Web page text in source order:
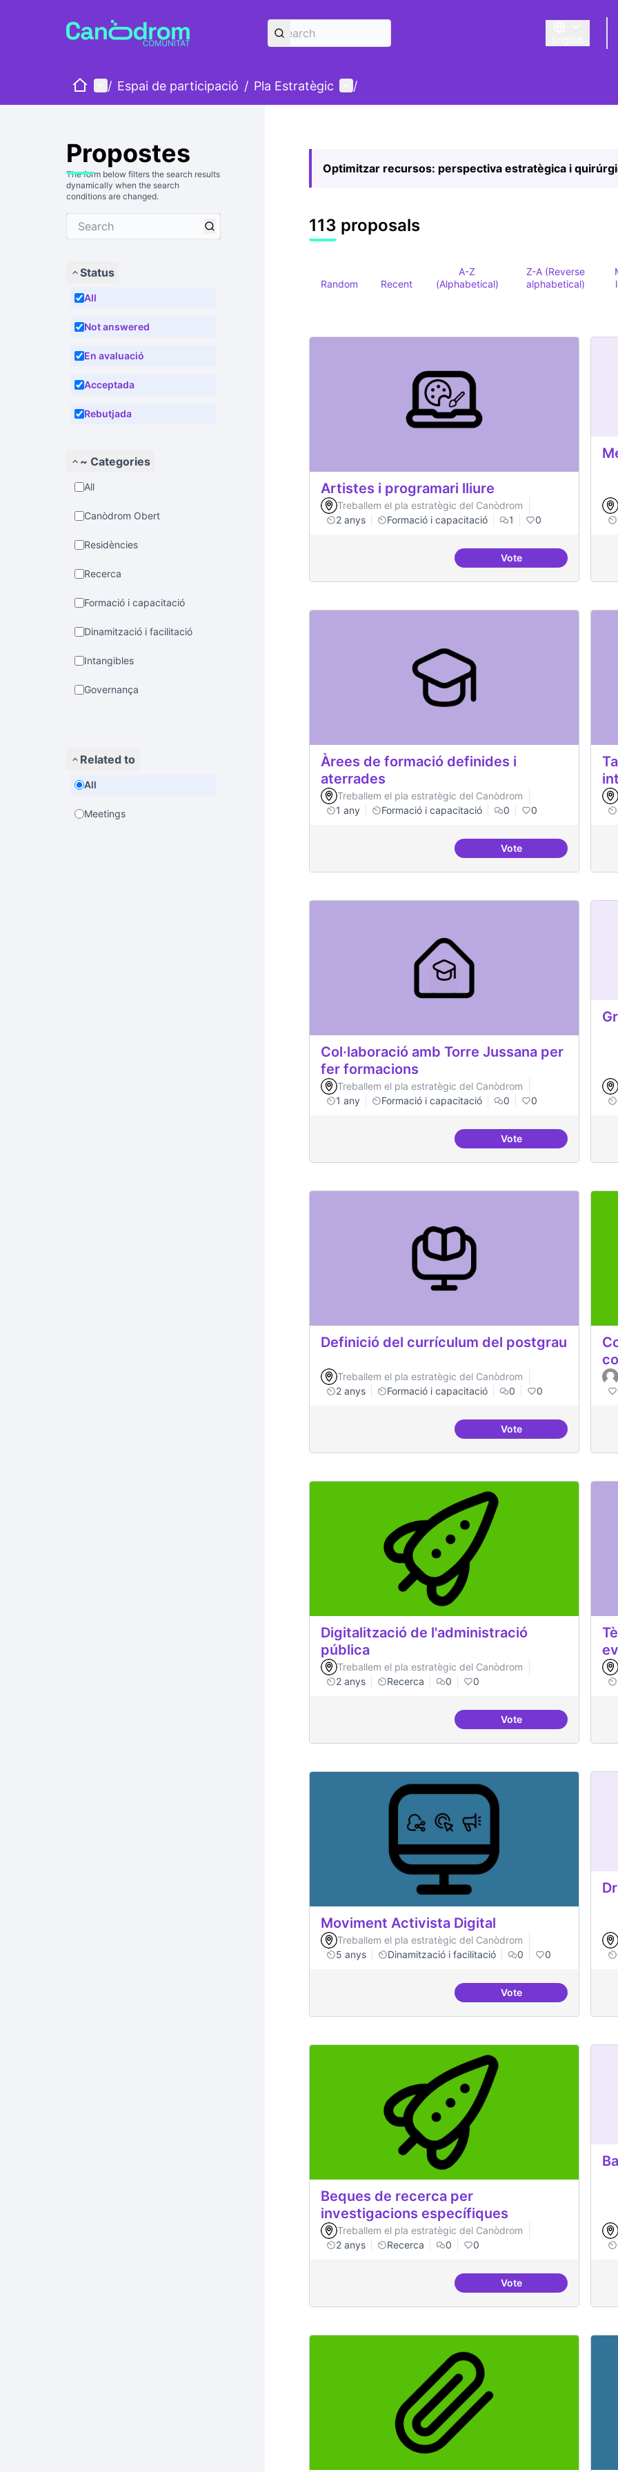
Triar la llengua
HomeMain menu
/ Espai de participació / Pla Estratègic User menu
/
Propostes
The form below filters the search results
dynamically when the search
conditions are changed.
Status
All
Not answered
En avaluació
Acceptada
Rebutjada
~ Categories
All
Canòdrom Obert
Residències
Recerca
Formació i capacitació
Dinamització i facilitació
Intangibles
Governança
Related to
All
Meetings
Optimitzar recursos: perspectiva estratègica i
113 proposals
Random Recent
A-Z
(Alphabetical)
Z-A (Reverse
alphabetical)
Artistes i programari lliure
Treballem el pla estratègic del Canòdrom
2 anys
Formació i capacitació 1 0
VoteArtistes i programari
Àrees de formació definides i
aterrades
Treballem el pla estratègic del Canòdrom
1 any
Formació i capacitació 0 0
VoteÀrees de formació
Col·laboració amb Torre Jussana per
fer formacions
Treballem el pla estratègic del Canòdrom
1 any
Formació i capacitació 0 0
VoteCol·laboració amb
Definició del currículum del postgrau
Treballem el pla estratègic del Canòdrom
2 anys
Formació i capacitació 0 0
VoteDefinició del
Digitalització de l'administració
pública
Treballem el pla estratègic del Canòdrom
2 anys
Recerca 0 0
VoteDigitalització de
Moviment Activista Digital
Treballem el pla estratègic del Canòdrom
5 anys
Dinamització i facilitació 0 0
VoteMoviment Activista
Beques de recerca per
investigacions específiques
Treballem el pla estratègic del Canòdrom
2 anys
Recerca 0 0
VoteBeques de recerca